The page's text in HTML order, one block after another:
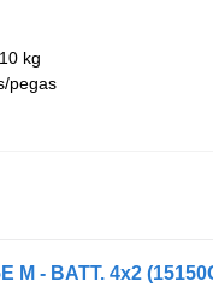
kg
pegas
M - BATT. 4x2